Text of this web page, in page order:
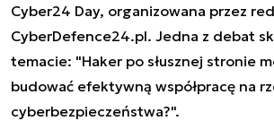
Cyber24 Day, organizowana przez
CyberDefence24.pl. Jedna z debat
temacie: "Haker po słusznej stronie
budować efektywną współpracę na
cyberbezpieczeństwa?".